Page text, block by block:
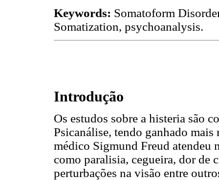
Keywords: Somatoform
Somatization, psychoanalysis.
Introdução
Os estudos sobre a histeria são
Psicanálise, tendo ganhado
médico Sigmund Freud atendeu
como paralisia, cegueira, dor de
perturbações na visão entre